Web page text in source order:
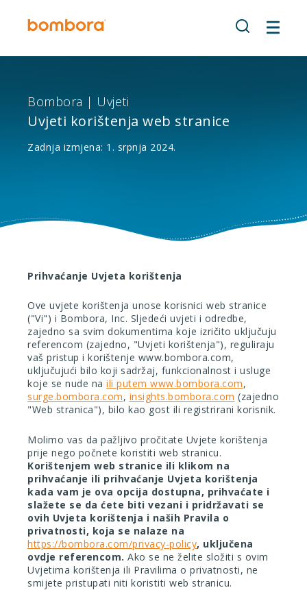
Bombora | Uvjeti
Uvjeti korištenja web stranice
Zadnja izmjena: 1. srpnja 2024.
Prihvaćanje Uvjeta korištenja
Ove uvjete korištenja unose korisnici web stranice
("Vi") i Bombora, Inc. Sljedeći uvjeti i odredbe,
zajedno sa svim dokumentima koje izričito uključuju
referencom (zajedno, "Uvjeti korištenja"), reguliraju
vaš pristup i korištenje www.bombora.com,
uključujući bilo koji sadržaj, funkcionalnost i usluge
koje se nude na ili putem www.bombora.com,
surge.bombora.com, insights.bombora.com (zajedno
"Web stranica"), bilo kao gost ili registrirani korisnik.
Molimo vas da pažljivo pročitate Uvjete korištenja
prije nego počnete koristiti web stranicu.
Korištenjem web stranice ili klikom na
prihvaćanje ili prihvaćanje Uvjeta korištenja
kada vam je ova opcija dostupna, prihvaćate i
slažete se da ćete biti vezani i pridržavati se
ovih Uvjeta korištenja i naših Pravila o
privatnosti, koja se nalaze na
https://bombora.com/privacy-policy, uključena
ovdje referencom. Ako se ne želite složiti s ovim
Uvjetima korištenja ili Pravilima o privatnosti, ne
smijete pristupati niti koristiti web stranicu.